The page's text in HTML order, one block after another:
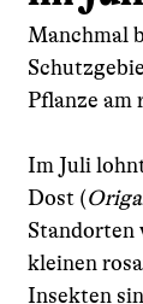
Manchmal
Pflanze
Im Juli
Dost (
Standorten
kleinen
Insekten